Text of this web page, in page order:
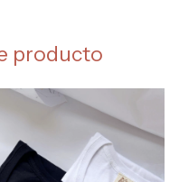
producto